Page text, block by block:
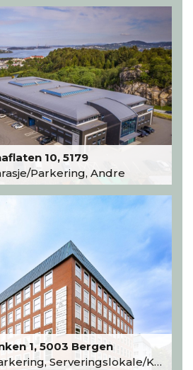
10, 5179
Parkering, Andre
1, 5003 Bergen
Kantine, Undervisning/Arrangement